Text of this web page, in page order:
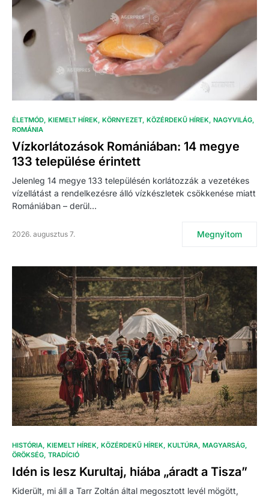
ÉLETMÓD KIEMELT HÍREK KÖRNYEZET KÖZÉRDEKŰ HÍREK NAGYVILÁG
ROMÁNIA
Vízkorlátozások Romániában: 14 megye
133 települése érintett
Jelenleg 14 megye 133 településén korlátozzák a vezetékes
vízellátást a rendelkezésre álló vízkészletek csökkenése miatt
Romániában – derül…
2026. augusztus 7. Megnyitom
HISTÓRIA KIEMELT HÍREK KÖZÉRDEKŰ HÍREK KULTÚRA MAGYARSÁG
ÖRÖKSÉG TRADÍCIÓ
Idén is lesz Kurultaj, hiába „áradt a Tisza”
Kiderült, mi áll a Tarr Zoltán által megosztott levél mögött,